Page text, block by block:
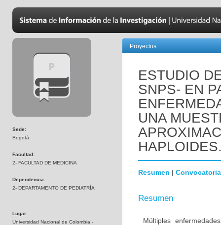
Sede:
Bogotá
Facultad:
2- FACULTAD DE MEDICINA
Dependencia:
2- DEPARTAMENTO DE PEDIATRÍA
Lugar:
Universidad Nacional de Colombia -
Proyectos
ESTUDIO
SNPS- EN
UNA
Resumen | Convocatoria
Resumen
Múltiples